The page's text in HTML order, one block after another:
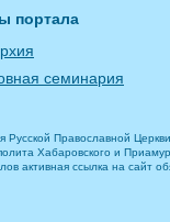
портала
семинария
Русской Православной
Хабаровского и
активная ссылка на сайт